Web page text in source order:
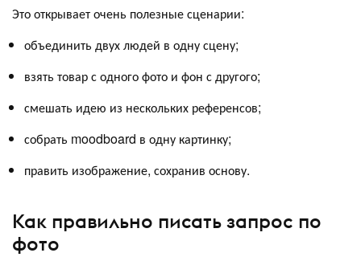
Это открывает очень полезные сценарии:
объединить двух людей в одну сцену;
взять товар с одного фото и фон с другого;
смешать идею из нескольких референсов;
собрать moodboard в одну картинку;
править изображение, сохранив основу.
Как правильно писать запрос по
фото